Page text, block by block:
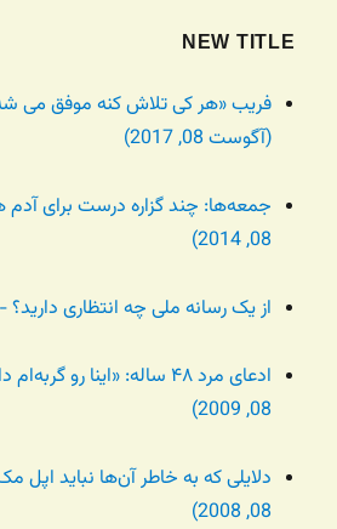
NEW TITLE
فریب «هر کی تلاش کنه موفق می
(آگوست 08, 2017)
جمعه‌ها: چند گزاره درست برای
08, 2014)
از یک رسانه ملی چه انتظاری دارید؟ -
ادعای مرد ۴۸ ساله: «اینا
08, 2009)
دلایلی که به خاطر آن‌ها نباید
08, 2008)